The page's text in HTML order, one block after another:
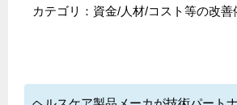
カテゴリ： 資金/人材/コスト等の改善